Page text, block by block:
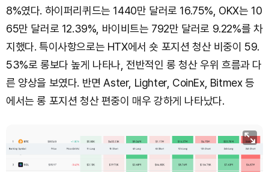
8%였다. 하이퍼리퀴드는 1440만 달러로 16.75%, OKX는 10
65만 달러로 12.39%, 바이비트는 792만 달러로 9.22%를 차
지했다. 특이사항으로는 HTX에서 숏 포지션 청산 비중이 59.
53%로 롱보다 높게 나타나, 전반적인 롱 청산 우위 흐름과 다
른 양상을 보였다. 반면 Aster, Lighter, CoinEx, Bitmex 등
에서는 롱 포지션 청산 편중이 매우 강하게 나타났다.